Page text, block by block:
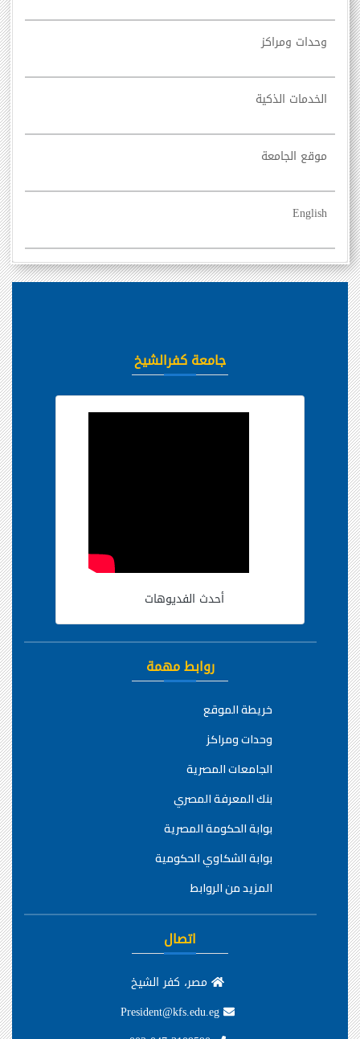
وحدات ومراكز
الخدمات الذكية
موقع الجامعة
English
جامعة كفرالشيخ
أحدث الفديوهات
روابط مهمة
خريطة الموقع
وحدات ومراكز
الجامعات المصرية
بنك المعرفة المصري
بوابة الحكومة المصرية
بوابة الشكاوي الحكومية
المزيد من الروابط
اتصال
مصر، كفر الشيخ